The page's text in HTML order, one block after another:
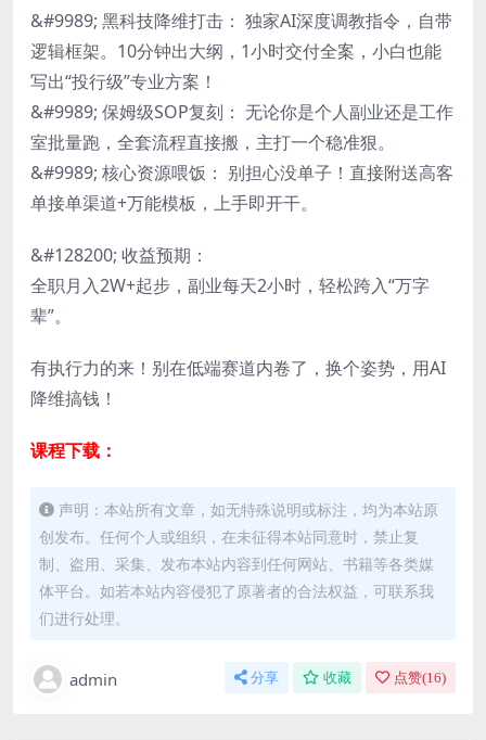
&#9989; 黑科技降维打击： 独家AI深度调教指令，自带
逻辑框架。10分钟出大纲，1小时交付全案，小白也能
写出“投行级”专业方案！
&#9989; 保姆级SOP复刻： 无论你是个人副业还是工作
室批量跑，全套流程直接搬，主打一个稳准狠。
&#9989; 核心资源喂饭： 别担心没单子！直接附送高客
单接单渠道+万能模板，上手即开干。
&#128200; 收益预期：
全职月入2W+起步，副业每天2小时，轻松跨入“万字
辈”。
有执行力的来！别在低端赛道内卷了，换个姿势，用AI
降维搞钱！
课程下载：
声明：本站所有文章，如无特殊说明或标注，均为本站原
创发布。任何个人或组织，在未征得本站同意时，禁止复
制、盗用、采集、发布本站内容到任何网站、书籍等各类媒
体平台。如若本站内容侵犯了原著者的合法权益，可联系我
们进行处理。
admin 分享 收藏 点赞(16)